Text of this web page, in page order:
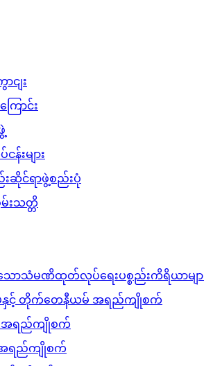
ငျး
ောင်း
န်းများ
ဆိုင်ရာဖွဲ့စည်းပုံ
းသတ္တိ
ောသံမဏိထုတ်လုပ်ရေးပစ္စည်းကိရိယာမျာ
နှင့် တိုက်တေနီယမ် အရည်ကျိုစက်
ရည်ကျိုစက်
အရည်ကျိုစက်